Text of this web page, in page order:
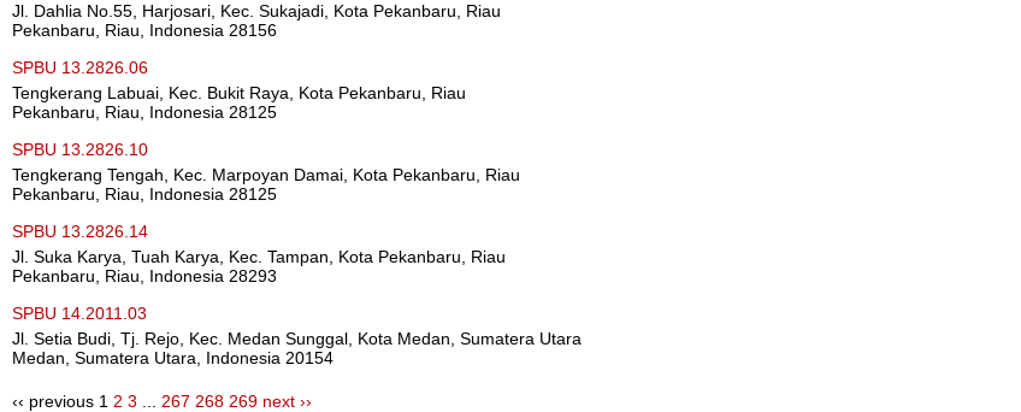
Jl. Dahlia No.55, Harjosari, Kec. Sukajadi, Kota Pekanbaru, Riau
Pekanbaru, Riau, Indonesia 28156
SPBU 13.2826.06
Tengkerang Labuai, Kec. Bukit Raya, Kota Pekanbaru, Riau
Pekanbaru, Riau, Indonesia 28125
SPBU 13.2826.10
Tengkerang Tengah, Kec. Marpoyan Damai, Kota Pekanbaru, Riau
Pekanbaru, Riau, Indonesia 28125
SPBU 13.2826.14
Jl. Suka Karya, Tuah Karya, Kec. Tampan, Kota Pekanbaru, Riau
Pekanbaru, Riau, Indonesia 28293
SPBU 14.2011.03
Jl. Setia Budi, Tj. Rejo, Kec. Medan Sunggal, Kota Medan, Sumatera Utara
Medan, Sumatera Utara, Indonesia 20154
‹‹ previous 1 2 3 267 268 269 next ››